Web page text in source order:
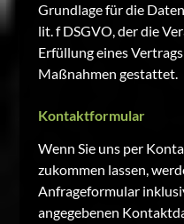
Grundlage für die
lit. f DSGVO, der die
Erfüllung eines
Maßnahmen gestattet.
Kontaktformular
Wenn Sie uns per
zukommen lassen,
Anfrageformular
angegebenen